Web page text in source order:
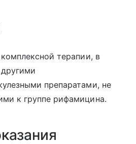
терапии, в
препаратами, не
к группе рифамицина.